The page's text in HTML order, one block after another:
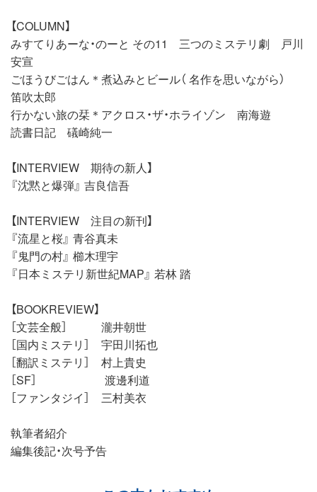
【COLUMN】
みすてりあーな・のーと その11 三つのミステリ劇 戸川
安宣
ごほうびごはん＊煮込みとビール（ 名作を思いながら）
笛吹太郎
行かない旅の栞＊アクロス・ザ・ホライゾン 南海遊
読書日記 礒崎純一
【INTERVIEW 期待の新人】
『沈黙と爆弾』 吉良信吾
【INTERVIEW 注目の新刊】
『流星と桜』 青谷真未
『鬼門の村』 櫛木理宇
『日本ミステリ新世紀MAP』 若林 踏
【BOOKREVIEW】
［文芸全般］ 瀧井朝世
［国内ミステリ］ 宇田川拓也
［翻訳ミステリ］ 村上貴史
［SF］ 渡邊利道
［ファンタジイ］ 三村美衣
執筆者紹介
編集後記・次号予告